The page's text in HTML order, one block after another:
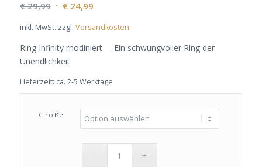
€29,99 Ursprünglicher
war:
€ 29,99
€24,99Aktueller
ist:
€ 24,99.
inkl. MwSt. zzgl. Versandkosten
Ring Infinity rhodiniert – Ein schwungvoller Ring der
Unendlichkeit
Lieferzeit: ca. 2-5 Werktage
Größe